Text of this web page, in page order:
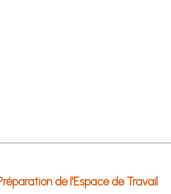
de l'Espace de Travail